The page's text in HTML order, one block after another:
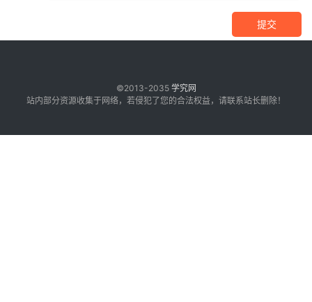
提交
©2013-2035 学究网
站内部分资源收集于网络，若侵犯了您的合法权益，请联系站长删除！